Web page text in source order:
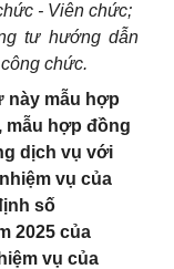
- Viên chức;
tư hướng dẫn
chức.
này mẫu hợp
mẫu hợp đồng
dịch vụ với
vụ của
số
2025 của
vụ của